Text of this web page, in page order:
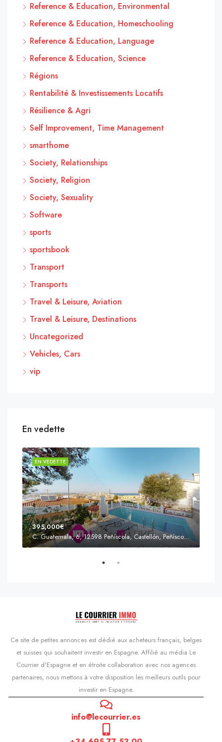
Reference & Education, Environmental
Reference & Education, Homeschooling
Reference & Education, Language
Reference & Education, Science
Régions
Rentabilité & Investissements Locatifs
Résilience & Agri
Self Improvement, Time Management
smarthome
Society, Relationships
Society, Religion
Society, Sexuality
Software
sports
sportsbook
Transport
Transports
Travel & Leisure, Aviation
Travel & Leisure, Destinations
Uncategorized
Vehicles, Cars
vip
En vedette
EN VEDETTE
395,000€
C. Guatemala, 6, 12598 Peñíscola, Castellón, Peñíscola, Communauté valencienne
Ce site de petites annonces est dédié aux acheteurs français, belges
et suisses qui souhaitent investir en Espagne. Affilié au média Le
Courrier d'Espagne et en étroite collaboration avec nos agences
partenaires, nous mettons à votre disposition les meilleurs outils pour
investir en Espagne.
info@lecourrier.es